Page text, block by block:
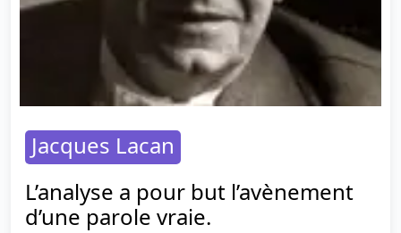
Jacques Lacan
L’analyse a pour but l’avènement
d’une parole vraie.